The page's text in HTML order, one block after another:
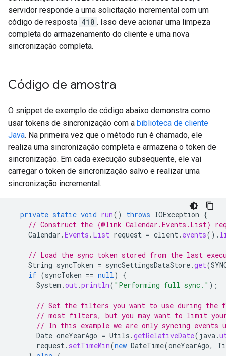
servidor responde a uma solicitação incremental com um
código de resposta 410 . Isso deve acionar uma limpeza
completa do armazenamento do cliente e uma nova
sincronização completa.
Código de amostra
O snippet de exemplo de código abaixo demonstra como
usar tokens de sincronização com a biblioteca de cliente
Java. Na primeira vez que o método run é chamado, ele
realiza uma sincronização completa e armazena o token de
sincronização. Em cada execução subsequente, ele vai
carregar o token de sincronização salvo e realizar uma
sincronização incremental.
private static void run() throws IOException {
// Construct the {@link Calendar.Events.List}
Calendar .Events . List request = client. events().
// Load the sync token stored from the last
String syncToken = syncSettingsDataStore.get(
if (syncToken == null)
{
System .out.println( "Performing full sync." );
// Set the filters you want to use during the
// most filters, but you may want to limit
// In this example we are only syncing events
Date oneYearAgo = Utils .getRelativeDate( java.
request. setTimeMin(new DateTime(oneYearAgo,